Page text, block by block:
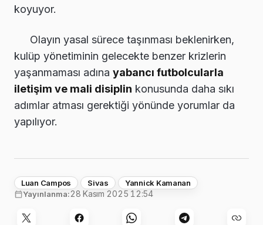
koyuyor.
Olayın yasal sürece taşınması beklenirken,
kulüp yönetiminin gelecekte benzer krizlerin
yaşanmaması adına yabancı futbolcularla
iletişim ve mali disiplin konusunda daha sıkı
adımlar atması gerektiği yönünde yorumlar da
yapılıyor.
Luan Campos Sivas
Yannick Kamanan
Yayınlanma:28 Kasım 2025 12:54